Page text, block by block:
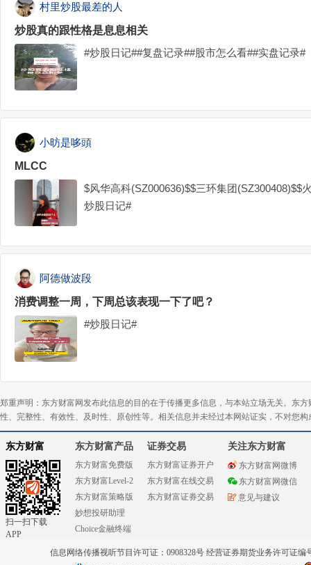
村里炒股最差的人
炒股真的跟性格是息息相关
#炒股日记##复盘记录##股市怎么看##实盘记录#
小昉是哆頭
MLCC
$风华高科(SZ000636)$$三环集团(SZ300408)$$
炒股日记#
阿德做波段
消费调整一周，下周总该表现一下了吧？
#炒股日记#
郑重声明：东方财富网发布此信息的目的在于传播更多信息，与本站立场无关。东
性、完整性、有效性、及时性、原创性等。相关信息并未经过本网站证实，不对您
东方财富
扫一扫下载
APP
东方财富产品
东方财富免费版
东方财富Level-2
东方财富策略版
妙想投研助理
Choice金融终端
证券交易
东方财富证券开户
东方财富在线交易
东方财富证券交易
关注东方财富
东方财富网微博
东方财富网微信
意见与建议
信息网络传播视听节目许可证：0908328号 经营证券期货业务许可证编